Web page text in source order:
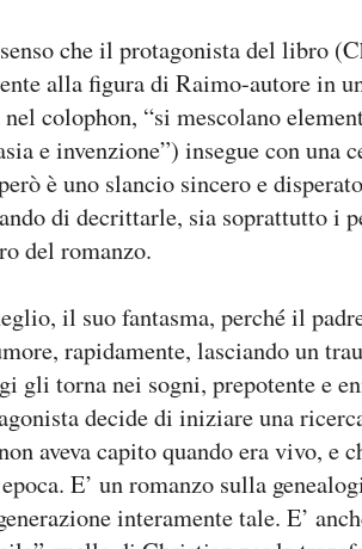
che il protagonista del libro
alla figura di Raimo-autore in
nel colophon, “si mescolano
e invenzione”) insegue con una
è uno slancio sincero e
di decrittarle, sia soprattutto i
del romanzo.
il suo fantasma, perché il
rapidamente, lasciando un
gli torna nei sogni, prepotente e
decide di iniziare una
aveva capito quando era vivo, e
E’ un romanzo sulla
interamente tale. E’